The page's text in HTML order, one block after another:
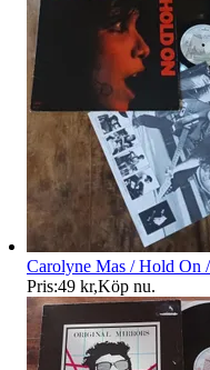
Carolyne Mas / Hold On
Pris:49 kr,Köp nu.